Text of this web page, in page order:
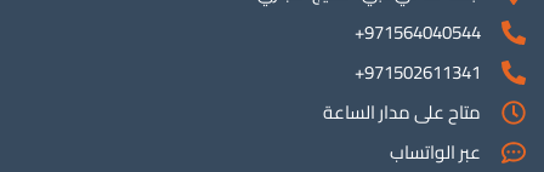
971564040544+
971502611341+
متاح على مدار الساعة
عبر الواتساب